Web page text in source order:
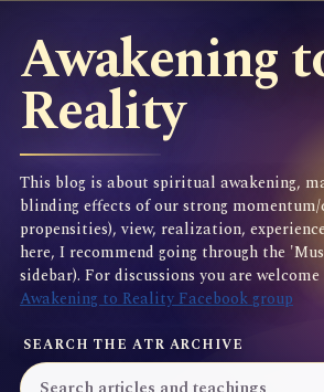
Awakening
Reality
This blog is about spiritual awakening,
blinding effects of our strong
propensities), view, realization,
here, I recommend going through the
sidebar). For discussions you are
Awakening to Reality Facebook group
SEARCH THE ATR ARCHIVE